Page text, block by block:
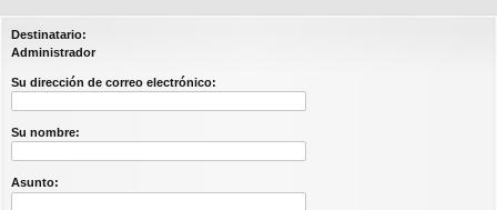
do
s
Destinatario:
Administrador
Su dirección de correo electrónico:
Su nombre:
Asunto: